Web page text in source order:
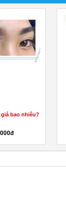
bao nhiêu?